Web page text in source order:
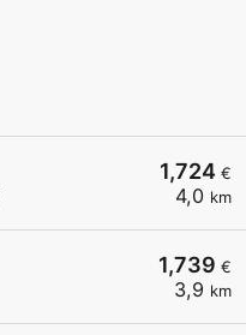
1,724 €
4,0 km
1,739 €
3,9 km